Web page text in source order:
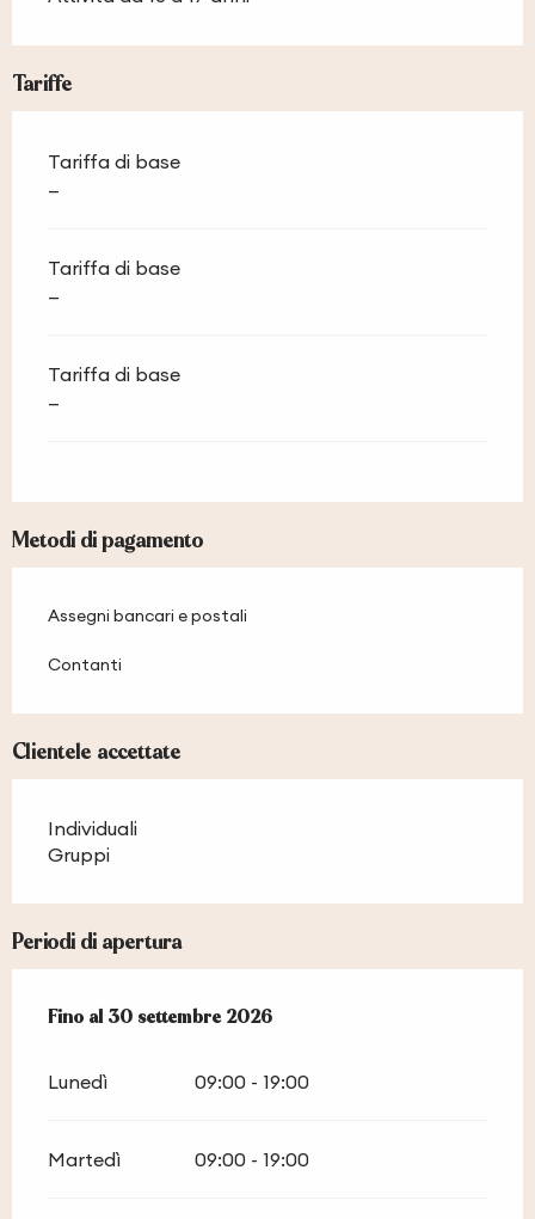
Tariffe
Tariffa di base
—
Tariffa di base
—
Tariffa di base
—
Metodi di pagamento
Assegni bancari e postali
Contanti
Clientele accettate
Individuali
Gruppi
Periodi di apertura
Dal1 maggio 2026al30 settembre 2026
Fino al30 settembre 2026
Lunedì 09:00 - 19:00
Martedì 09:00 - 19:00